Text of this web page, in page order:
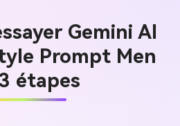
Gemini AI
Prompt Men
étapes